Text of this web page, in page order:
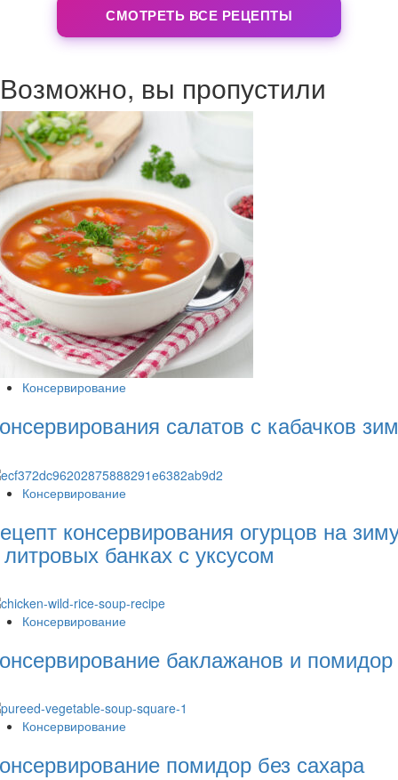
СМОТРЕТЬ ВСЕ РЕЦЕПТЫ
Возможно, вы пропустили
Консервирование
салатов с кабачков
Консервирование
консервирования огурцов на
банках с уксусом
Консервирование
баклажанов и помидор
Консервирование
помидор без сахара